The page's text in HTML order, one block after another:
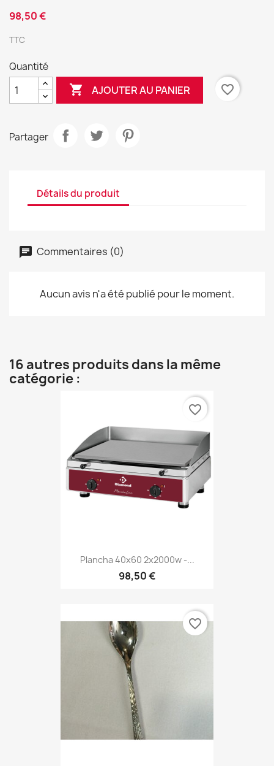
98,50 €
TTC
Quantité
 AJOUTER AU PANIER favorite_border
Partager
Détails du produit
Commentaires (0)
Aucun avis n'a été publié pour le moment.
16 autres produits dans la même
catégorie :
Plancha 40x60 2x2000w -...
98,50 €
favorite_border
favorite_border